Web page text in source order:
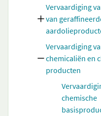
Vervaardiging
van
Vervaardiging
chemicaliën en
producten
chemische